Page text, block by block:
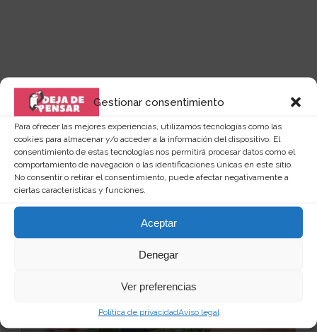
Gestionar consentimiento
Para ofrecer las mejores experiencias, utilizamos tecnologías como las
cookies para almacenar y/o acceder a la información del dispositivo. El
consentimiento de estas tecnologías nos permitirá procesar datos como el
comportamiento de navegación o las identificaciones únicas en este sitio.
No consentir o retirar el consentimiento, puede afectar negativamente a
ciertas características y funciones.
Aceptar
Denegar
Ver preferencias
Política de privacidadAviso legal
Quizás te puede interesar...